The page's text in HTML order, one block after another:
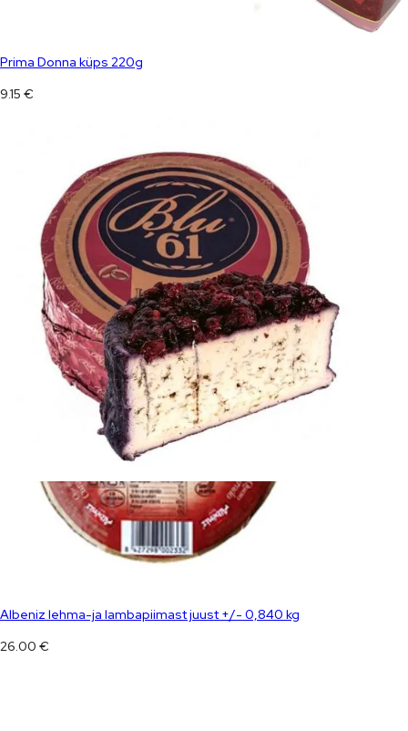
Prima Donna küps 220g
9.15 €
Blu 61 +/- 2,3 kg sinihallitusjuust
€
Albeniz lehma-ja lambapiimast juust +/- 0,840 kg
26.00 €